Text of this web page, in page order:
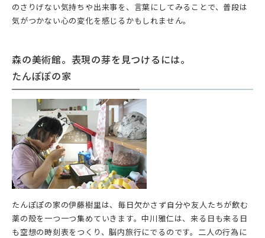
のさりげない気持ちや出来事を、言葉にしてみることで、普段は
気がつかない心の変化を感じるかもしれません。
森の美術館。表現の芽を見つけるには。
たんぽぽの家
たんぽぽの家の伊藤樹里は、毎日欠かさず自分や友人たちが飲む
薬の殻を一つ一つ集めていきます。中川雅仁は、来る日も来る日
も空想の時刻表をつくり、脳内旅行にでるのです。二人の行為に